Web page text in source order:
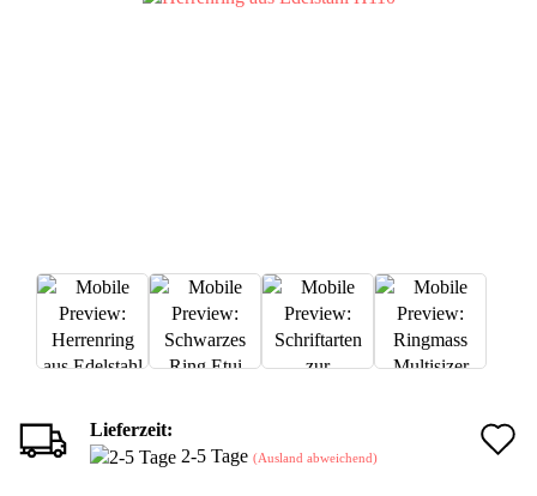
Lieferzeit:
2-5 Tage (Ausland abweichend)